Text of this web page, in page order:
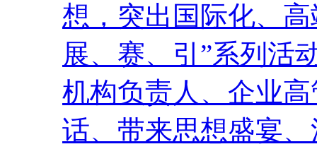
想，突出国际化、
展、赛、引”系列活
机构负责人、企业
话、带来思想盛宴